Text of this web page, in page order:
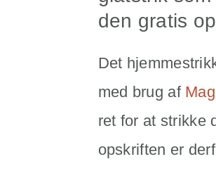
den gratis
Det
med brug af
ret for at strikke
opskriften er